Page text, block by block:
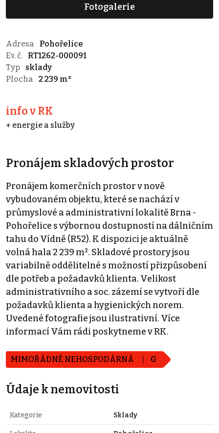
Fotogalerie
Adresa
Pohořelice
Ev. č.
RT1262-000091
Typ
sklady
Plocha
2 239 m²
info v RK
+ energie a služby
Pronájem skladových prostor
Pronájem komerčních prostor v nově
vybudovaném objektu, které se nachází v
průmyslové a administrativní lokalitě Brna -
Pohořelice s výbornou dostupností na dálničním
tahu do Vídně (R52). K dispozici je aktuálně
volná hala 2 239 m². Skladové prostory jsou
variabilně oddělitelné s možností přizpůsobení
dle potřeb a požadavků klienta. Velikost
administrativního a soc. zázemí se vytvoří dle
požadavků klienta a hygienických norem.
Uvedené fotografie jsou ilustrativní. Více
informací Vám rádi poskytneme v RK.
MIMOŘÁDNĚ NEHOSPODÁRNÁ G
Údaje k nemovitosti
Kategorie Sklady